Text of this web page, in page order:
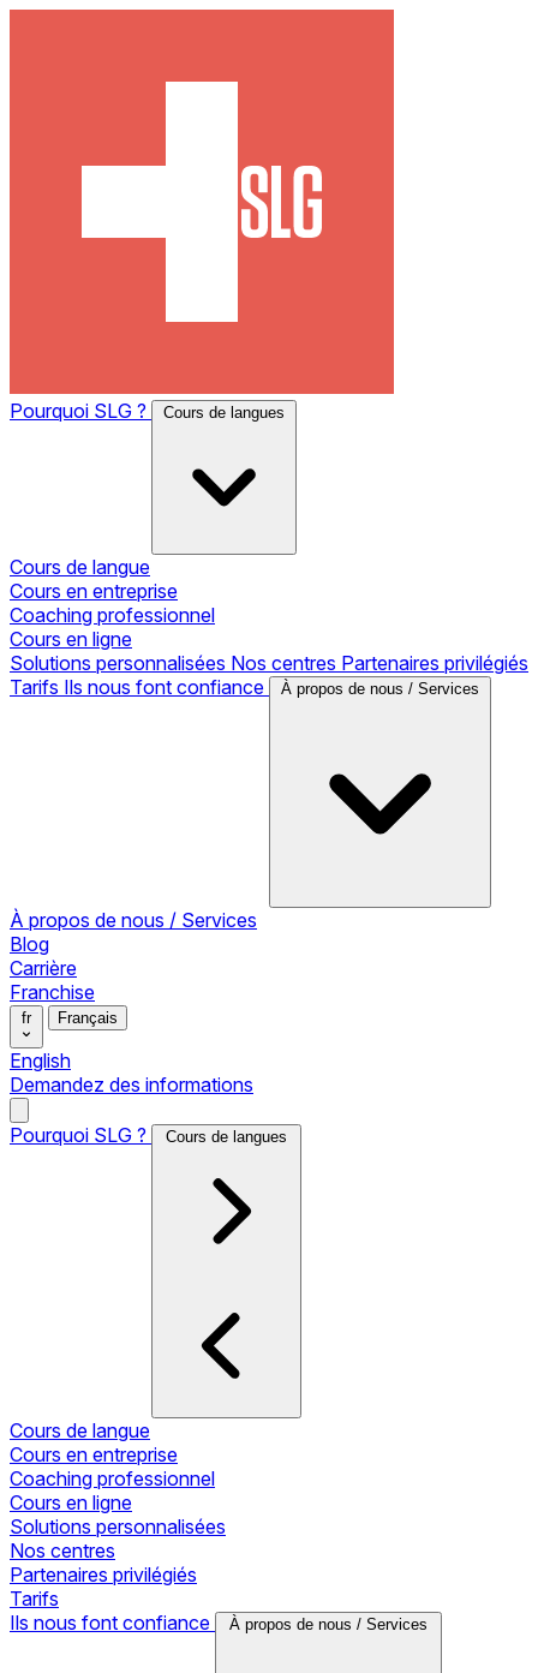
Pourquoi SLG ? Cours de langues
Cours de langue
Cours en entreprise
Coaching professionnel
Cours en ligne
Solutions personnalisées Nos centres Partenaires privilégiés
Tarifs Ils nous font confiance À propos de nous / Services
À propos de nous / Services
Blog
Carrière
Franchise
fr Français
English
Demandez des informations
Pourquoi SLG ? Cours de langues
Cours de langue
Cours en entreprise
Coaching professionnel
Cours en ligne
Solutions personnalisées
Nos centres
Partenaires privilégiés
Tarifs
Ils nous font confiance
À propos de nous / Services